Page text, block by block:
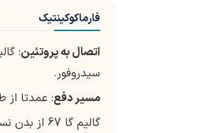
فارماکوکینتیک
اتصال به پروتئین:
سیدروفور.
مسیر دفع: عمدتا از